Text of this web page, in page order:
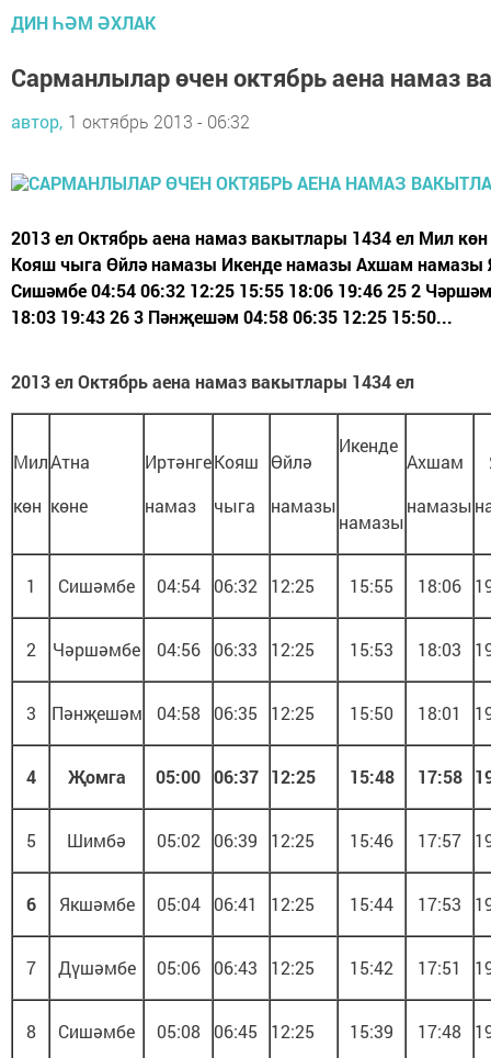
ДИН ҺӘМ ӘХЛАК
Сарманлылар өчен октябрь аена намаз
автор, 1 октябрь 2013 - 06:32
2013 ел Октябрь аена намаз вакытлары 1434 ел Мил көн
Кояш чыга Өйлә намазы Икенде намазы Ахшам намазы
Сишәмбе 04:54 06:32 12:25 15:55 18:06 19:46 25 2
18:03 19:43 26 3 Пәнҗешәм 04:58 06:35 12:25 15:50...
2013 елОктябрь аена намаз вакытлары 1434 ел
Мил
көн
Атна
көне
Иртәнге
намаз
Кояш
чыга
Өйлә
намазы
Икенде
намазы
Ахшам
намазы
1 Сишәмбе 04:54 06:32 12:25 15:55 18:06
2 Чәршәмбе 04:56 06:33 12:25 15:53 18:03
3 Пәнҗешәм 04:58 06:35 12:25 15:50 18:01
4 Җомга 05:00 06:37 12:25 15:48 17:58
5 Шимбә 05:02 06:39 12:25 15:46 17:57
6 Якшәмбе 05:04 06:41 12:25 15:44 17:53
7 Дүшәмбе 05:06 06:43 12:25 15:42 17:51
8 Сишәмбе 05:08 06:45 12:25 15:39 17:48